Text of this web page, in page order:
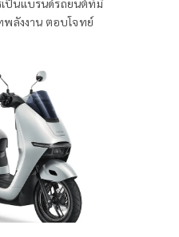
เป็นแบรนด์รถยนต์ที่มี
ลังงาน ตอบโจทย์